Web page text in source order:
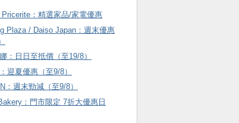
Pricerite：精選家品/家電優惠
Plaza / Daiso Japan：週末優惠
：日日至抵價（至19/8）
迎夏優惠（至9/8）
：週末勁減（至9/8）
：門市限定 7折大優惠日